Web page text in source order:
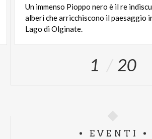
Un immenso Pioppo nero è il re
alberi che arricchiscono il paesaggio
Lago di Olginate.
1 20
EVENTI